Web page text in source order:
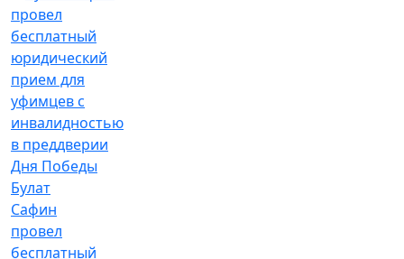
Булат
Сафин
провел
бесплатный